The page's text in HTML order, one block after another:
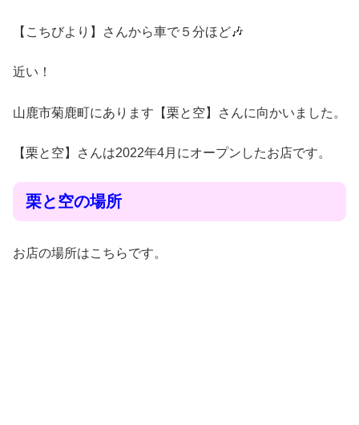
【こちびより】さんから車で５分ほど🎶
近い！
山鹿市菊鹿町にあります【栗と空】さんに向かいました。
【栗と空】さんは2022年4月にオープンしたお店です。
栗と空の場所
お店の場所はこちらです。